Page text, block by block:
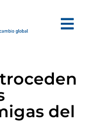
del